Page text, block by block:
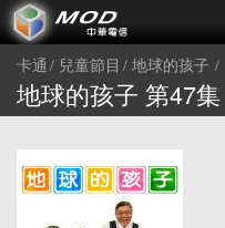
卡通 兒童節目 地球的孩子
地球的孩子 第47集